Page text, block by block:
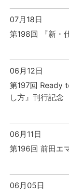
07月18日
第198回 『新・
06月12日
第197回 Ready
し方』刊行記念
06月11日
第196回 前田エ
06月05日